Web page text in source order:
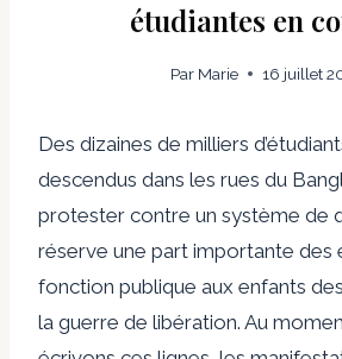
étudiantes en
Par Marie 16 juillet
Des dizaines de milliers
descendus dans les rues du
protester contre un système de
réserve une part importante des
fonction publique aux enfants
la guerre de libération. Au